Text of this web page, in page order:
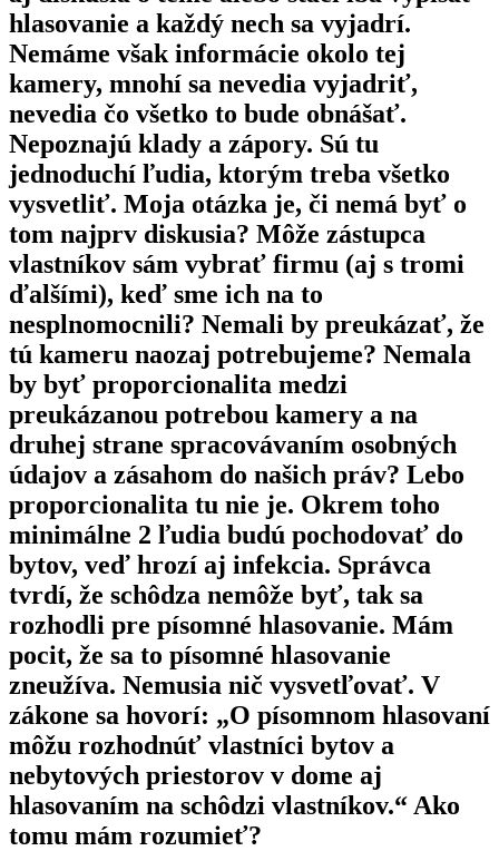
hlasovanie a každý nech sa vyjadrí.
Nemáme však informácie okolo tej
kamery, mnohí sa nevedia vyjadriť,
nevedia čo všetko to bude obnášať.
Nepoznajú klady a zápory. Sú tu
jednoduchí ľudia, ktorým treba všetko
vysvetliť. Moja otázka je, či nemá byť o
tom najprv diskusia? Môže zástupca
vlastníkov sám vybrať firmu (aj s tromi
ďalšími), keď sme ich na to
nesplnomocnili? Nemali by preukázať, že
tú kameru naozaj potrebujeme? Nemala
by byť proporcionalita medzi
preukázanou potrebou kamery a na
druhej strane spracovávaním osobných
údajov a zásahom do našich práv? Lebo
proporcionalita tu nie je. Okrem toho
minimálne 2 ľudia budú pochodovať do
bytov, veď hrozí aj infekcia. Správca
tvrdí, že schôdza nemôže byť, tak sa
rozhodli pre písomné hlasovanie. Mám
pocit, že sa to písomné hlasovanie
zneužíva. Nemusia nič vysvetľovať. V
zákone sa hovorí: „O písomnom hlasovaní
môžu rozhodnúť vlastníci bytov a
nebytových priestorov v dome aj
hlasovaním na schôdzi vlastníkov.“ Ako
tomu mám rozumieť?